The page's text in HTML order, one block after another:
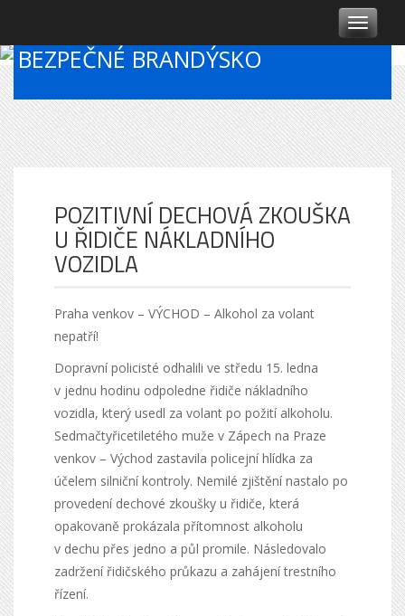
T
o
l
e
n
a
v
BEZPEČNÉ BRANDÝSKO
POZITIVNÍ DECHOVÁ ZKOUŠKA
U ŘIDIČE NÁKLADNÍHO
VOZIDLA
Praha venkov – VÝCHOD – Alkohol za volant
nepatří!
Dopravní policisté odhalili ve středu 15. ledna
v jednu hodinu odpoledne řidiče nákladního
vozidla, který usedl za volant po požití alkoholu.
Sedmačtyřicetiletého muže v Zápech na Praze
venkov – Východ zastavila policejní hlídka za
účelem silniční kontroly. Nemilé zjištění nastalo po
provedení dechové zkoušky u řidiče, která
opakovaně prokázala přítomnost alkoholu
v dechu přes jedno a půl promile. Následovalo
zadržení řidičského průkazu a zahájení trestního
řízení.